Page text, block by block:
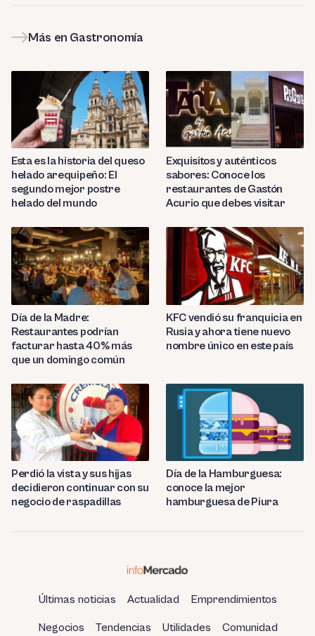
Más en Gastronomía
Esta es la historia del queso
helado arequipeño: El
segundo mejor postre
helado del mundo
Exquisitos y auténticos
sabores: Conoce los
restaurantes de Gastón
Acurio que debes visitar
Día de la Madre:
Restaurantes podrían
facturar hasta 40% más
que un domingo común
KFC vendió su franquicia en
Rusia y ahora tiene nuevo
nombre único en este país
Perdió la vista y sus hijas
decidieron continuar con su
negocio de raspadillas
Día de la Hamburguesa:
conoce la mejor
hamburguesa de Piura
Últimas noticias Actualidad Emprendimientos
Negocios Tendencias Utilidades Comunidad